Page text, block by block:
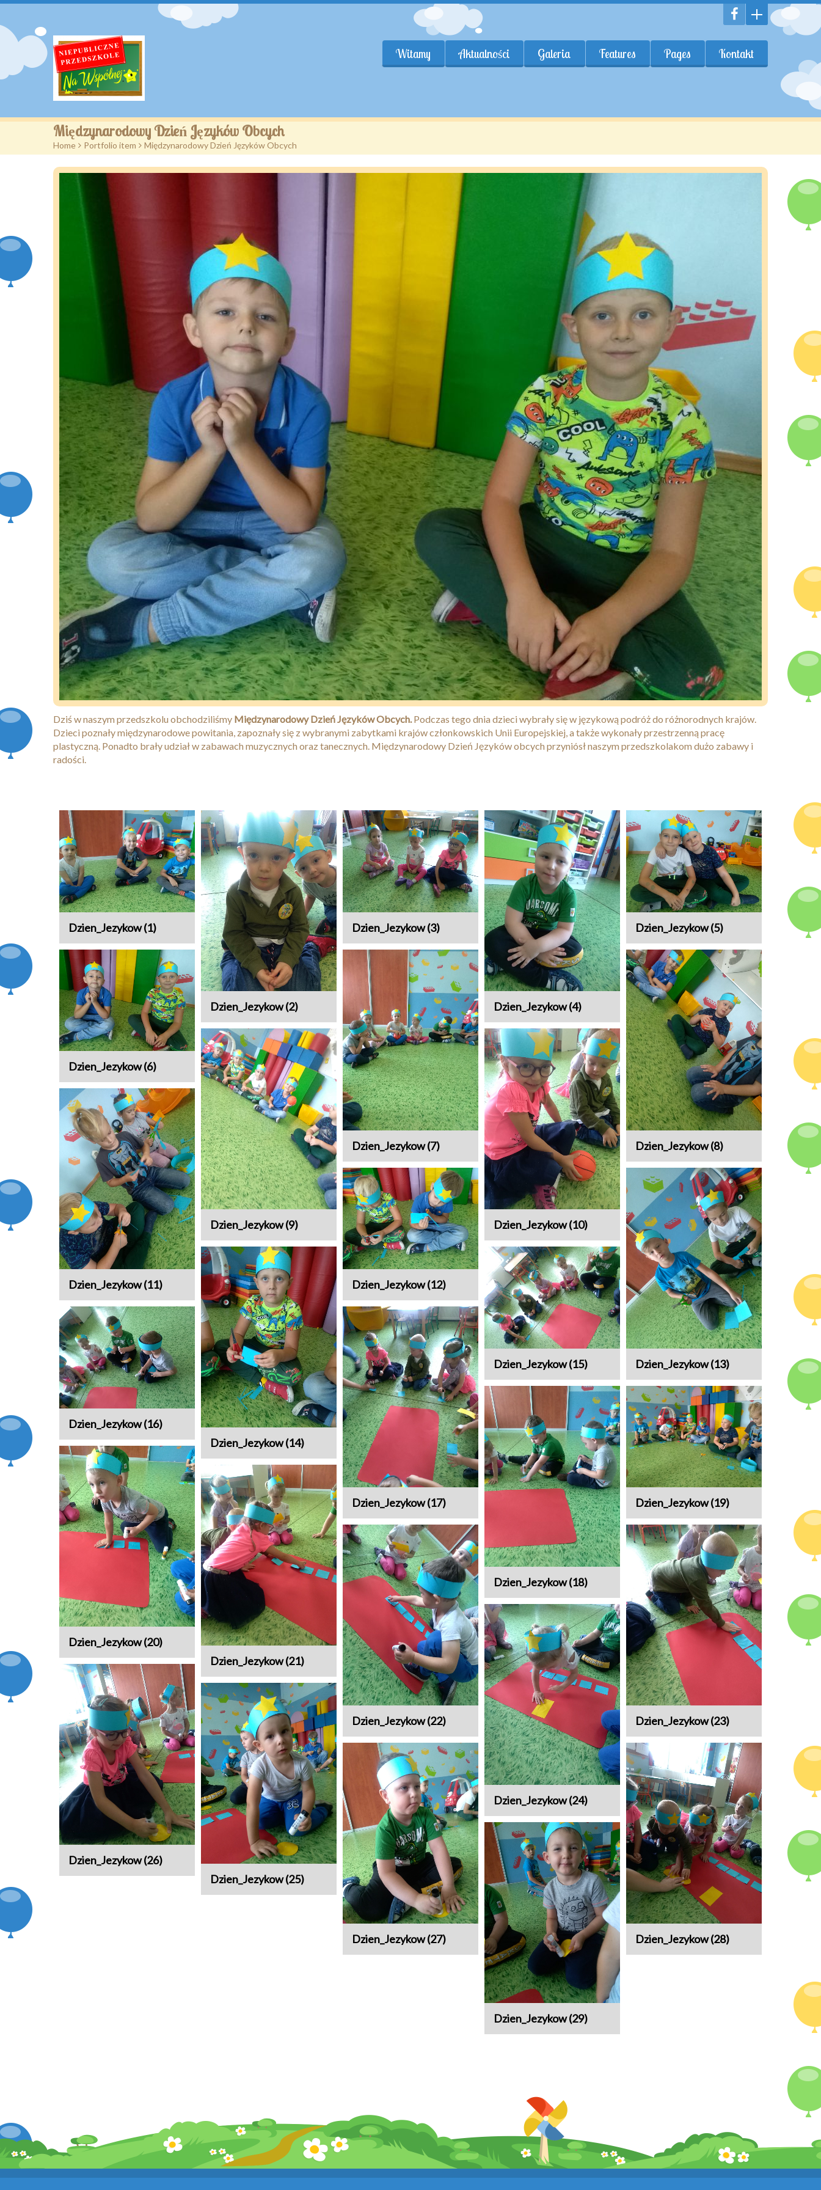
Witamy Aktualności Galeria Features Pages Kontakt
Międzynarodowy Dzień Języków Obcych
Home > Portfolio item > Międzynarodowy Dzień Języków Obcych
Dziś w naszym przedszkolu obchodziliśmy Międzynarodowy Dzień Języków Obcych.Podczas tego dnia dzieci wybrały się w językową podróż do różnorodnych krajów.
Dzieci poznały międzynarodowe powitania, zapoznały się z wybranymi zabytkami krajów członkowskich Unii Europejskiej, a także wykonały przestrzenną pracę
plastyczną. Ponadto brały udział w zabawach muzycznych oraz tanecznych. Międzynarodowy Dzień Języków obcych przyniósł naszym przedszkolakom dużo zabawy i
radości.
Dzien_Jezykow (1)
Dzien_Jezykow (6)
Dzien_Jezykow (11)
Dzien_Jezykow (16)
Dzien_Jezykow (20)
Dzien_Jezykow (26)
Dzien_Jezykow (2)
Dzien_Jezykow (9)
Dzien_Jezykow (14)
Dzien_Jezykow (21)
Dzien_Jezykow (25)
Dzien_Jezykow (3)
Dzien_Jezykow (7)
Dzien_Jezykow (12)
Dzien_Jezykow (17)
Dzien_Jezykow (22)
Dzien_Jezykow (27)
Dzien_Jezykow (4)
Dzien_Jezykow (10)
Dzien_Jezykow (15)
Dzien_Jezykow (18)
Dzien_Jezykow (24)
Dzien_Jezykow (29)
Dzien_Jezykow (5)
Dzien_Jezykow (8)
Dzien_Jezykow (13)
Dzien_Jezykow (19)
Dzien_Jezykow (23)
Dzien_Jezykow (28)